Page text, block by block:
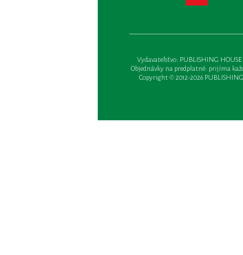
Vydavateľsťvo: PUBLISHING HOUSE
Objednávky na predplatné: prijíma
Copyright © 2012-2026